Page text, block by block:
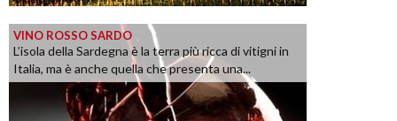
VINO ROSSO SARDO
L’isola della Sardegna è la terra più ricca di vitigni in
Italia, ma è anche quella che presenta una...